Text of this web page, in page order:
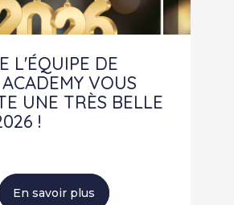
L'ÉQUIPE DE
VOUS
UNE TRÈS BELLE
!
En savoir plus